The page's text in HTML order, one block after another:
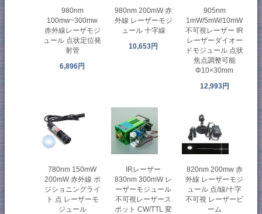
980nm
100mw~300mw
赤外線レーザモジ
ュール 点状定位発
射管
6,896円
980nm 200mW 赤
外線 レーザーモジ
ュール 十字線
10,653円
905nm
1mW/5mW/10mW
不可視レーザー IR
レーザーダイオー
ドモジュール 点状
焦点調整可能
Φ10×30mm
12,993円
780nm 150mW
200mW 赤外線 ポ
ジショニングライ
ト 点 レーザーモ
ジュール
IRレーザー
830nm 300mW レ
ーザーモジュール
不可視レーザース
ポット CW/TTL 変
820nm 200mw 赤
外線 レーザーモジ
ュール 点/線/十字
不可視 レーザービ
ーム